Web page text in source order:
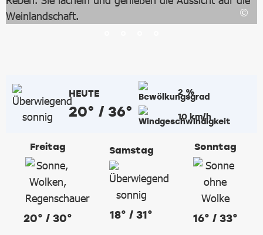
HEUTE
20° / 36°
2 %
10 km/h
Freitag
20° / 30°
Samstag
18° / 31°
Sonntag
16° / 33°